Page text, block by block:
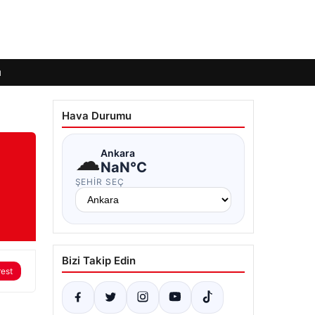
Hava Durumu
☁Ankara
NaN°C
ŞEHIR SEÇ
Bizi Takip Edin